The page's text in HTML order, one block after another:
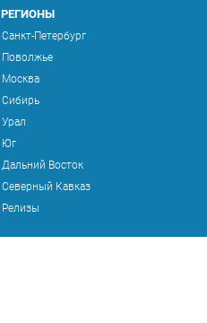
РЕГИОНЫ
Санкт-Петербург
Поволжье
Москва
Сибирь
Урал
Юг
Дальний Восток
Северный Кавказ
Релизы